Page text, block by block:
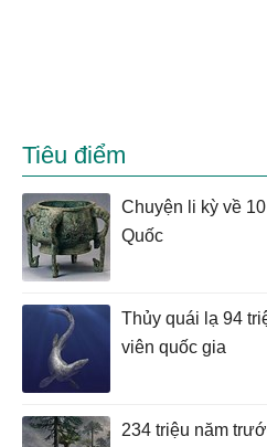
Tiêu điểm
Chuyện li kỳ về
Quốc
Thủy quái lạ 94
viên quốc gia
234 triệu năm